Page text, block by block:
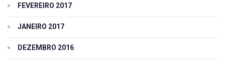
FEVEREIRO 2017
JANEIRO 2017
DEZEMBRO 2016